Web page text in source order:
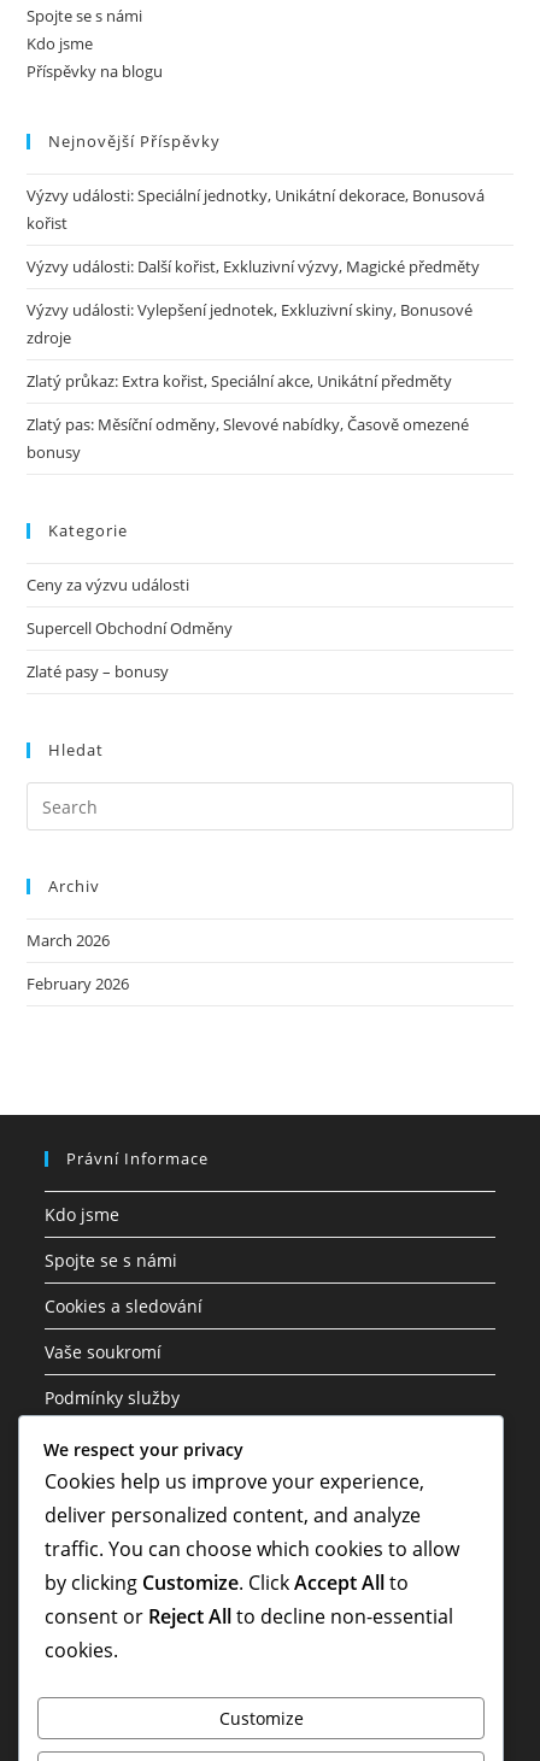
Spojte se s námi
Kdo jsme
Příspěvky na blogu
Nejnovější Příspěvky
Výzvy události: Speciální jednotky, Unikátní dekorace, Bonusová
kořist
Výzvy události: Další kořist, Exkluzivní výzvy, Magické předměty
Výzvy události: Vylepšení jednotek, Exkluzivní skiny, Bonusové
zdroje
Zlatý průkaz: Extra kořist, Speciální akce, Unikátní předměty
Zlatý pas: Měsíční odměny, Slevové nabídky, Časově omezené
bonusy
Kategorie
Ceny za výzvu události
Supercell Obchodní Odměny
Zlaté pasy – bonusy
Hledat
Archiv
March 2026
February 2026
Právní Informace
Kdo jsme
Spojte se s námi
Cookies a sledování
Vaše soukromí
Podmínky služby
Kategorie
Ceny za výzvu události
Zlaté pasy – bonusy
We respect your privacy
Cookies help us improve your experience,
deliver personalized content, and analyze
traffic. You can choose which cookies to allow
by clicking Customize. ClickAccept Allto
consent or Reject Allto decline non-essential
cookies.
Customize